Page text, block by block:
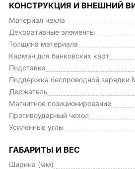
КОНСТРУКЦИЯ И ВНЕШНИЙ
Материал чехла
Декоративные элементы
Толщина материала
Карман для банковских карт
Подставка
Поддержка беспроводной зарядки
Держатель
Магнитное позиционирование
Противоударный чехол
Усиленные углы
ГАБАРИТЫ И ВЕС
Ширина (мм)